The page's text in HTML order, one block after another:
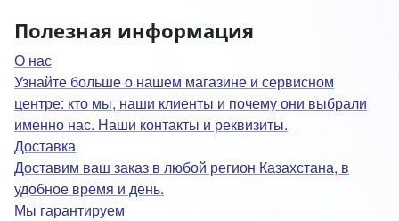
Полезная информация
О нас
Узнайте больше о нашем магазине и сервисном
центре: кто мы, наши клиенты и почему они выбрали
именно нас. Наши контакты и реквизиты.
Доставка
Доставим ваш заказ в любой регион Казахстана, в
удобное время и день.
Мы гарантируем